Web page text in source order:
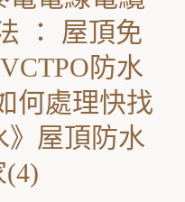
： 屋頂免
防水
何處理快找
》屋頂防水
(4)